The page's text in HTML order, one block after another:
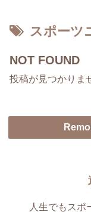
スポーツ
NOT FOUND
投稿が見つかりま
人生でもスポ